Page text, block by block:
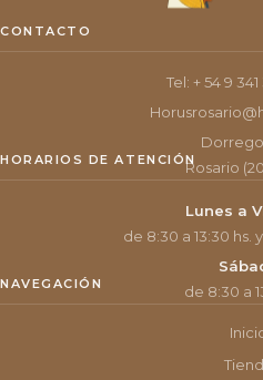
CONTACTO
Tel: + 54 9
Dorrego
Rosario
HORARIOS DE ATENCIÓN
Lunes a
de 8:30 a 13:30 hs.
de 8:30 a
NAVEGACIÓN